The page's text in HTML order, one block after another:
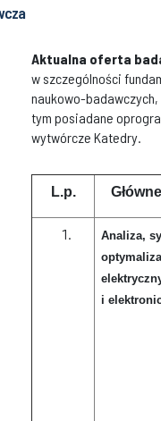
Aktualna oferta
w szczególności
naukowo-
tym posiadane
wytwórcze Katedry.
L.p.
Analiza,
i